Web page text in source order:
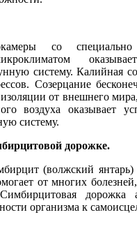
со
систему. Калийная
Созерцание
от внешнего
воздуха оказывает
систему.
дорожке.
(волжский
от многих
дорожка
организма к